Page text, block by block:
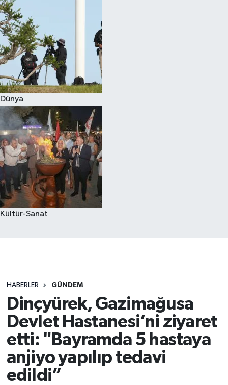
Dünya
Kültür-Sanat
HABERLER GÜNDEM
Dinçyürek, Gazimağusa
Devlet Hastanesi’ni ziyaret
etti: "Bayramda 5 hastaya
anjiyo yapılıp tedavi
edildi”